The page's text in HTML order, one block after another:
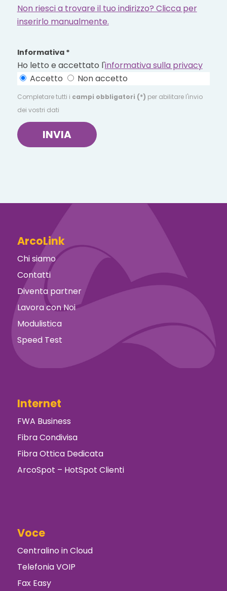
Non riesci a trovare il tuo indirizzo? Clicca per
inserirlo manualmente.
Informativa *
Ho letto e accettato l'informativa sulla privacy
Accetto
Non accetto
Completare tutti i campi obbligatori (*) per abilitare l'invio
dei vostri dati
INVIA
ArcoLink
Chi siamo
Contatti
Diventa partner
Lavora con Noi
Modulistica
Speed Test
Internet
FWA Business
Fibra Condivisa
Fibra Ottica Dedicata
ArcoSpot – HotSpot Clienti
Voce
Centralino in Cloud
Telefonia VOIP
Fax Easy